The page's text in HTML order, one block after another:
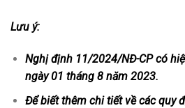
Lưu ý:
Nghị định 11/2024/NĐ-CP có
ngày 01 tháng 8 năm 2023.
Để biết thêm chi tiết về các quy